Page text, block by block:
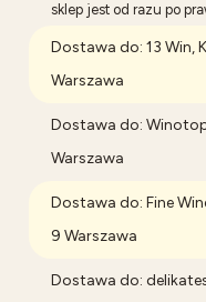
sklep jest od razu po
Dostawa do: 13 Win,
Warszawa
Dostawa do:
Warszawa
Dostawa do: Fine
9 Warszawa
Dostawa do: